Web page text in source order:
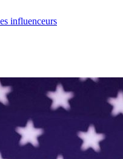
influenceurs